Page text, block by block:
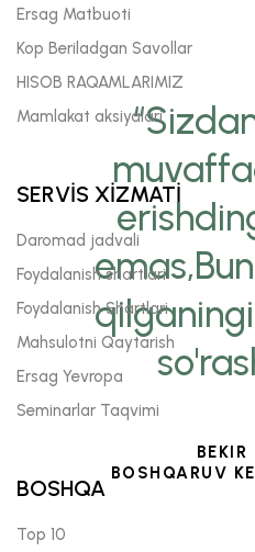
BEKIR
BOSHQARUV
Ersag Matbuoti
Kop Beriladgan Savollar
HISOB RAQAMLARIMIZ
Mamlakat aksiyalari
SERVİS XİZMATİ
Daromad jadvali
Foydalanish shartlari
Foydalanish Shartlari
Mahsulotni Qaytarish
Ersag Yevropa
Seminarlar Taqvimi
BOSHQA
Top 10